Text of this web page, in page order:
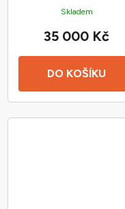
Skladem
DO KOŠÍKU
35 000 Kč